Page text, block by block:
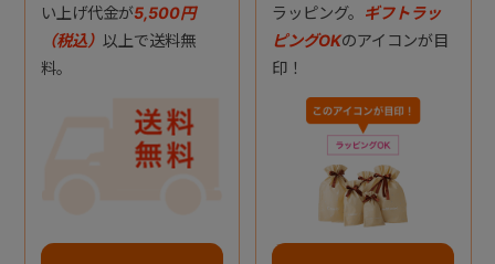
い上げ代金が5,500円
（税込） 以上で送料無
料。
ラッピング。 ギフトラッ
ピングOKのアイコンが目
印！